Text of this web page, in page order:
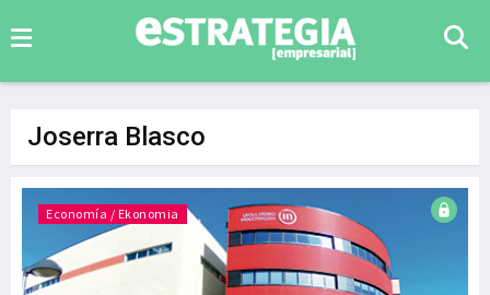
Joserra Blasco
Economía / Ekonomia